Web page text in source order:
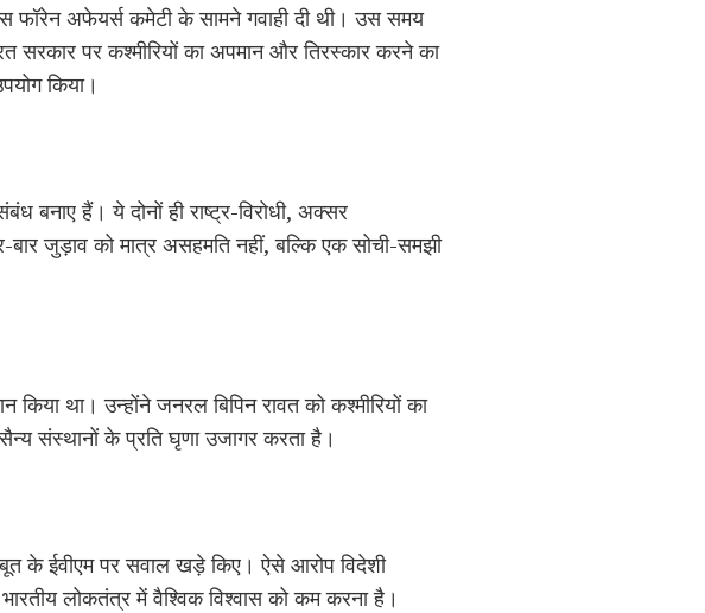
फॉरेन अफेयर्स कमेटी के सामने गवाही दी थी। उस समय
सरकार पर कश्मीरियों का अपमान और तिरस्कार करने का
किया।
हैं। ये दोनों ही राष्ट्र-विरोधी, अक्सर
जुड़ाव को मात्र असहमति नहीं, बल्कि एक सोची-समझी
था। उन्होंने जनरल बिपिन रावत को कश्मीरियों का
संस्थानों के प्रति घृणा उजागर करता है।
के ईवीएम पर सवाल खड़े किए। ऐसे आरोप विदेशी
लोकतंत्र में वैश्विक विश्वास को कम करना है।